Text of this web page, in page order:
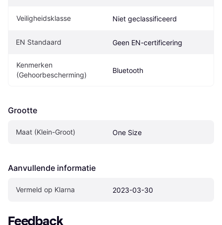
Veiligheidsklasse Niet geclassificeerd
EN Standaard Geen EN-certificering
Kenmerken
(Gehoorbescherming)
Bluetooth
Grootte
Maat (Klein-Groot) One Size
Aanvullende informatie
Vermeld op Klarna 2023-03-30
Feedback